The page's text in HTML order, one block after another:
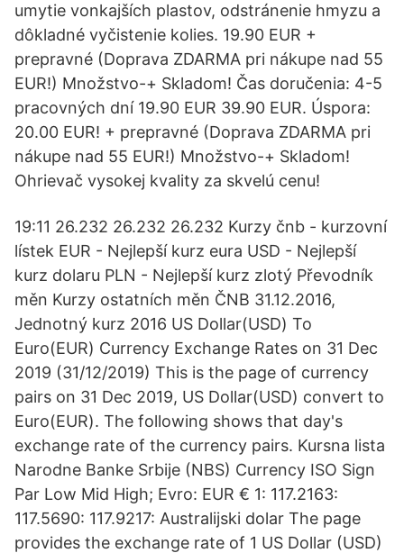
umytie vonkajších plastov, odstránenie hmyzu a
dôkladné vyčistenie kolies. 19.90 EUR +
prepravné (Doprava ZDARMA pri nákupe nad 55
EUR!) Množstvo-+ Skladom! Čas doručenia: 4-5
pracovných dní 19.90 EUR 39.90 EUR. Úspora:
20.00 EUR! + prepravné (Doprava ZDARMA pri
nákupe nad 55 EUR!) Množstvo-+ Skladom!
Ohrievač vysokej kvality za skvelú cenu!
19:11 26.232 26.232 26.232 Kurzy čnb - kurzovní
lístek EUR - Nejlepší kurz eura USD - Nejlepší
kurz dolaru PLN - Nejlepší kurz zlotý Převodník
měn Kurzy ostatních měn ČNB 31.12.2016,
Jednotný kurz 2016 US Dollar(USD) To
Euro(EUR) Currency Exchange Rates on 31 Dec
2019 (31/12/2019) This is the page of currency
pairs on 31 Dec 2019, US Dollar(USD) convert to
Euro(EUR). The following shows that day's
exchange rate of the currency pairs. Kursna lista
Narodne Banke Srbije (NBS) Currency ISO Sign
Par Low Mid High; Evro: EUR € 1: 117.2163:
117.5690: 117.9217: Australijski dolar The page
provides the exchange rate of 1 US Dollar (USD)